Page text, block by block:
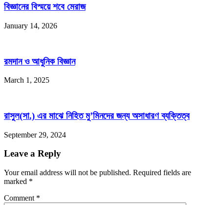
বিজ্ঞানের বিস্ময়ে শবে মেরাজ
January 14, 2026
রমদান ও আধুনিক বিজ্ঞান
March 1, 2025
রাসুল(সা.) এর মাঝে নিহিত মু’মিনদের জন্য অসাধারণ ব্যক্তিত্ব
September 29, 2024
Leave a Reply
Your email address will not be published. Required fields are
marked *
Comment *